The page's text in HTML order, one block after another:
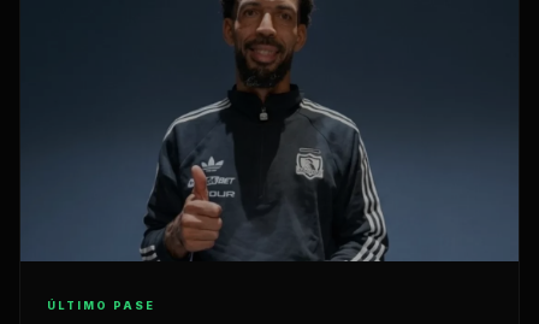
ÚLTIMO PASE